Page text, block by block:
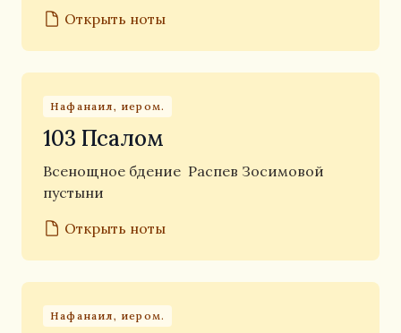
Открыть ноты
Нафанаил, иером.
103 Псалом
Всенощное бдение Распев Зосимовой
пустыни
Открыть ноты
Нафанаил, иером.